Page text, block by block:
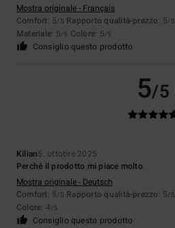
Mostra originale - Français
Comfort: 5/5 Rapporto qualità-prezzo: 5/5
Materiale: 5/5 Colore: 5/5
Consiglio questo prodotto
5/5
Kilian5. ottobre 2025
Perché il prodotto mi piace molto
Mostra originale - Deutsch
Comfort: 5/5 Rapporto qualità-prezzo: 5/5
Colore: 4/5
Consiglio questo prodotto